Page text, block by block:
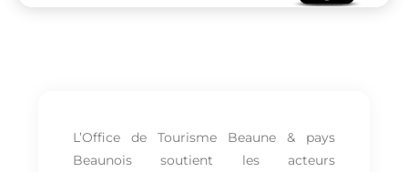
L’Office de Tourisme Beaune & pays
Beaunois soutient les acteurs